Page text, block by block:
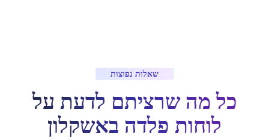
שאלות נפוצות
כל מה שרציתם לדעת על
לוחות פלדה באשקלון